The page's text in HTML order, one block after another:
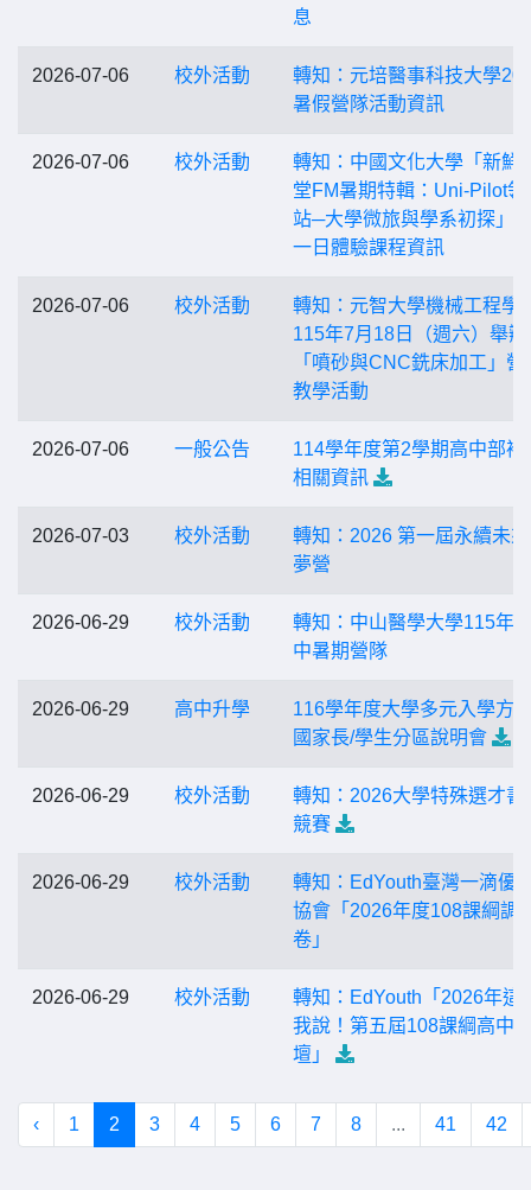
息
2026-07-06 校外活動
轉知：元培醫事科技大學
暑假營隊活動資訊
2026-07-06 校外活動
轉知：中國文化大學「新鮮
堂FM暑期特輯：Uni-Pilot領
站─大學微旅與學系初探」
一日體驗課程資訊
2026-07-06 校外活動
轉知：元智大學機械工程學
115年7月18日（週六）舉辦
「噴砂與CNC銑床加工」營
教學活動
2026-07-06 一般公告
114學年度第2學期高中部補
相關資訊
2026-07-03 校外活動
轉知：2026 第一屆永續未
夢營
2026-06-29 校外活動
轉知：中山醫學大學115年
中暑期營隊
2026-06-29 高中升學
116學年度大學多元入學方
國家長/學生分區說明會
2026-06-29 校外活動
轉知：2026大學特殊選才書
競賽
2026-06-29 校外活動
轉知：EdYouth臺灣一滴優
協會「2026年度108課綱調
卷」
2026-06-29 校外活動
轉知：EdYouth「2026年這
我說！第五屆108課綱高中
壇」
‹ 1 2 3 4 5 6 7 8 ... 41 42